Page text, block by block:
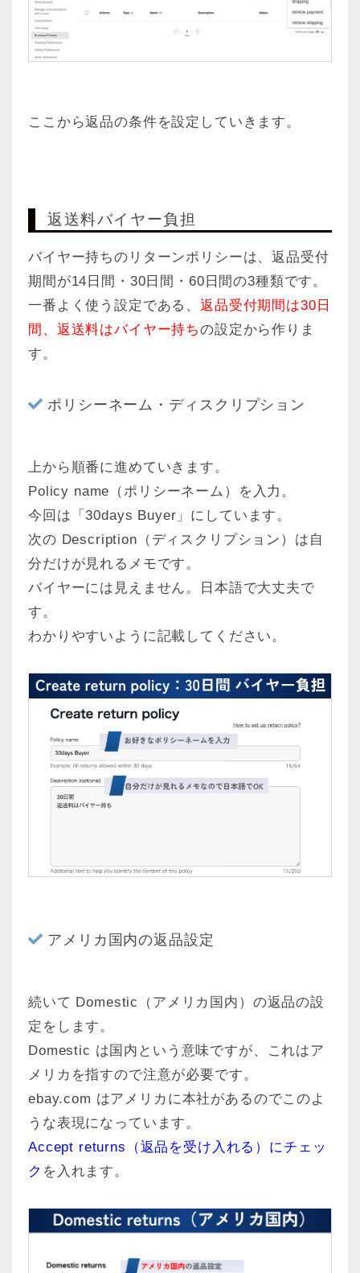
ここから返品の条件を設定していきます。
返送料バイヤー負担
バイヤー持ちのリターンポリシーは、返品受付
期間が14日間・30日間・60日間の3種類です。
一番よく使う設定である、返品受付期間は30日
間、返送料はバイヤー持ちの設定から作りま
す。
ポリシーネーム・ディスクリプション
上から順番に進めていきます。
Policy name（ポリシーネーム）を入力。
今回は「30days Buyer」にしています。
次の Description（ディスクリプション）は自
分だけが見れるメモです。
バイヤーには見えません。日本語で大丈夫で
す。
わかりやすいように記載してください。
アメリカ国内の返品設定
続いて Domestic（アメリカ国内）の返品の設
定をします。
Domestic は国内という意味ですが、これはア
メリカを指すので注意が必要です。
ebay.com はアメリカに本社があるのでこのよ
うな表現になっています。
Accept returns（返品を受け入れる）にチェッ
ク を入れます。